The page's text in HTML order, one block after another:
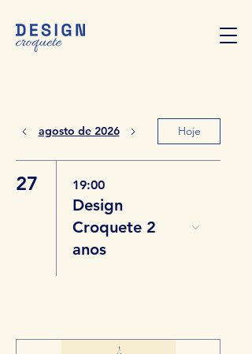
agosto de 2026 Hoje
27 19:00
Design
Croquete 2
anos